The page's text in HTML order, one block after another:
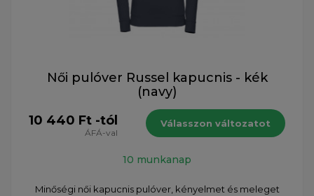
Női pulóver Russel kapucnis - kék
(navy)
10 440 Ft -tól
ÁFÁ-val
Válasszon változatot
10 munkanap
Minőségi női kapucnis pulóver, kényelmet és meleget